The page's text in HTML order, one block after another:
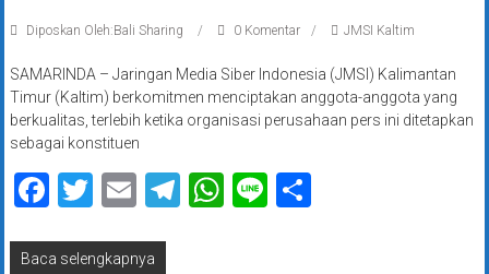
Diposkan Oleh:Bali Sharing 0 Komentar JMSI Kaltim
SAMARINDA – Jaringan Media Siber Indonesia (JMSI) Kalimantan
Timur (Kaltim) berkomitmen menciptakan anggota-anggota yang
berkualitas, terlebih ketika organisasi perusahaan pers ini ditetapkan
sebagai konstituen
Facebook
Twitter
EmailTelegram
WhatsApp
LineShare
Baca selengkapnya